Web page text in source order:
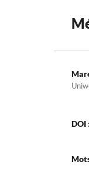
DOI :